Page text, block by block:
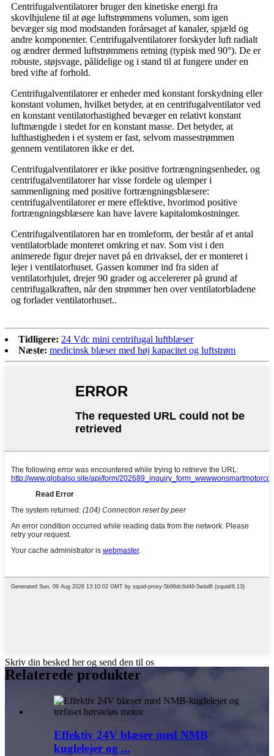
Centrifugalventilatorer bruger den kinetiske energi fra
skovlhjulene til at øge luftstrømmens volumen, som igen
bevæger sig mod modstanden forårsaget af kanaler, spjæld og
andre komponenter. Centrifugalventilatorer forskyder luft radialt
og ændrer dermed luftstrømmens retning (typisk med 90°). De er
robuste, støjsvage, pålidelige og i stand til at fungere under en
bred vifte af forhold.
Centrifugalventilatorer er enheder med konstant forskydning eller
konstant volumen, hvilket betyder, at en centrifugalventilator ved
en konstant ventilatorhastighed bevæger en relativt konstant
luftmængde i stedet for en konstant masse. Det betyder, at
lufthastigheden i et system er fast, selvom massestrømmen
gennem ventilatoren ikke er det.
Centrifugalventilatorer er ikke positive fortrængningsenheder, og
centrifugalventilatorer har visse fordele og ulemper i
sammenligning med positive fortrængningsblæsere:
centrifugalventilatorer er mere effektive, hvorimod positive
fortrængningsblæsere kan have lavere kapitalomkostninger.
Centrifugalventilatoren har en tromleform, der består af et antal
ventilatorblade monteret omkring et nav. Som vist i den
animerede figur drejer navet på en drivaksel, der er monteret i
lejer i ventilatorhuset. Gassen kommer ind fra siden af ​​
ventilatorhjulet, drejer 90 grader og accelererer på grund af
centrifugalkraften, når den strømmer hen over ventilatorbladene
og forlader ventilatorhuset..
Tidligere: 24 Vdc mini centrifugal luftblæser
Næste: medicinsk blæser med høj kapacitet og luftstrøm
Skriv din besked her og send den til os
Relaterede produkter
Effektiv 24V blæser med NMB
kuglelejer og ...